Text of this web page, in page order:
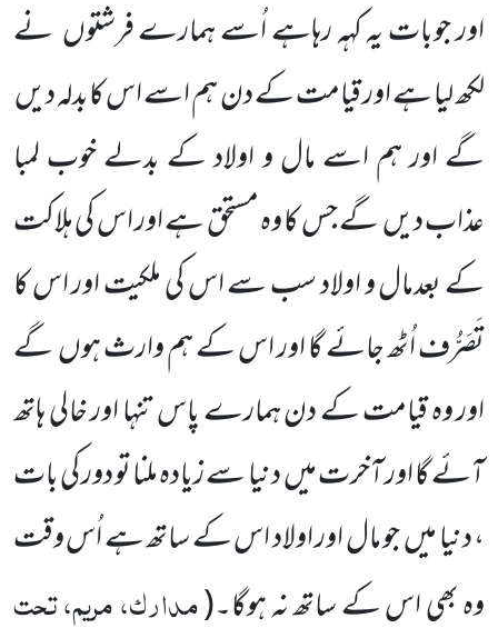
اور جوبات یہ کہہ رہاہے اُسے ہمارے فرشتوں نے
لکھ لیا ہے اور قیامت کے دن ہم اسے اس کابدلہ دیں
گے اور ہم اسے مال و اولاد کے بدلے خوب لمبا
عذاب دیں گے جس کا وہ مستحق ہے اور اس کی ہلاکت
کے بعدمال و اولاد سب سے اس کی ملکیت اور اس کا
تَصَرُّف اُٹھ جائے گا اور اس کے ہم وارث ہوں گے
اور وہ قیامت کے دن ہمارے پاس تنہا اور خالی ہاتھ
آئے گا اور آخرت میں دنیا سے زیادہ ملنا تو دور کی بات
، دنیا میں جو مال اور اولاد اس کے ساتھ ہے اُس وقت
وہ بھی اس کے ساتھ نہ ہوگا۔(مدارک، مریم، تحت